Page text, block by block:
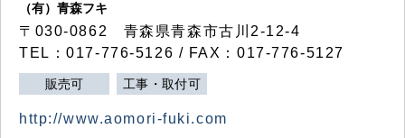
（有）青森フキ
〒030-0862 青森県青森市古川2-12-4
TEL：017-776-5126 / FAX：017-776-5127
販売可 工事・取付可
http://www.aomori-fuki.com